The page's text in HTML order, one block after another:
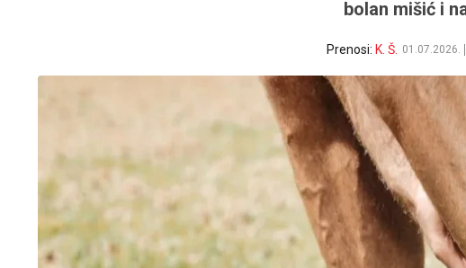
bolan mišić i
Prenosi: K. Š. 01.07.2026.